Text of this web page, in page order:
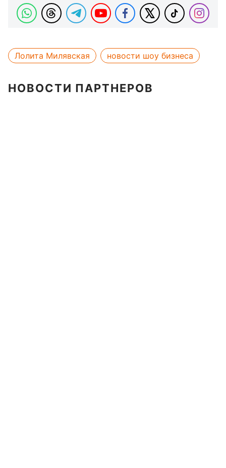
Лолита Милявская новости шоу бизнеса
НОВОСТИ ПАРТНЕРОВ